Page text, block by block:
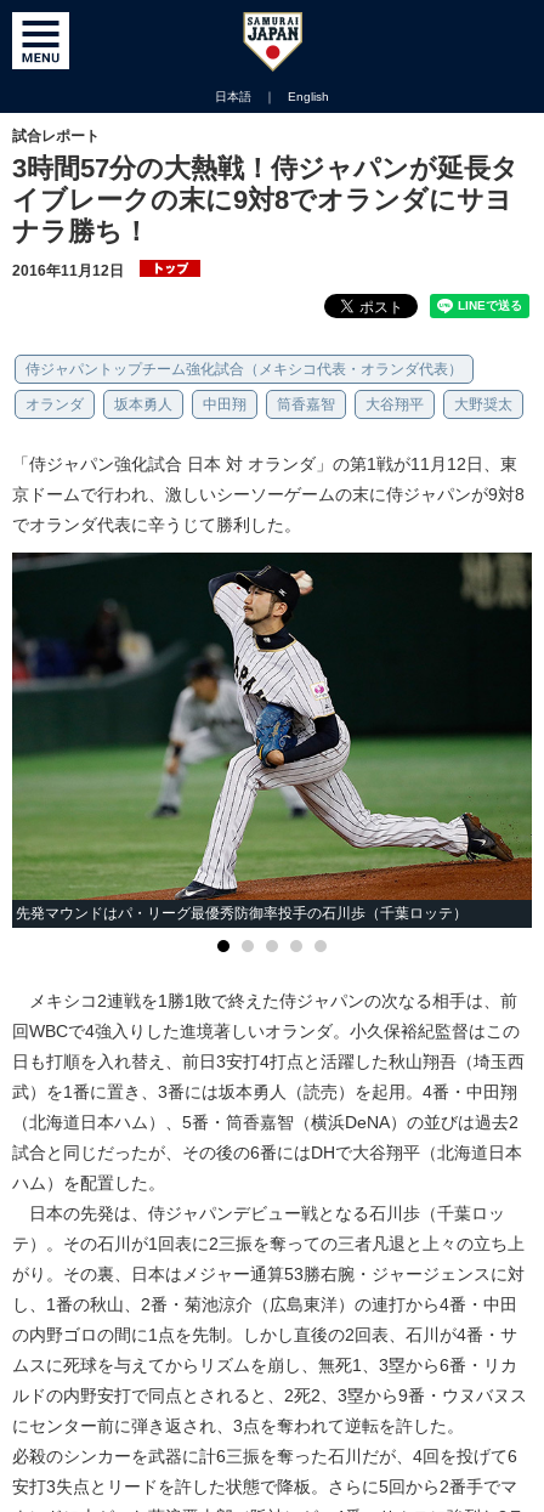
日本語 ｜ English
試合レポート
3時間57分の大熱戦！侍ジャパンが延長タ
イブレークの末に9対8でオランダにサヨ
ナラ勝ち！
2016年11月12日
侍ジャパントップチーム強化試合（メキシコ代表・オランダ代表）
オランダ 坂本勇人 中田翔 筒香嘉智 大谷翔平 大野奨太
「侍ジャパン強化試合 日本 対 オランダ」の第1戦が11月12日、東
京ドームで行われ、激しいシーソーゲームの末に侍ジャパンが9対8
でオランダ代表に辛うじて勝利した。
先発マウンドはパ・リーグ最優秀防御率投手の石川歩（千葉ロッテ）
メキシコ2連戦を1勝1敗で終えた侍ジャパンの次なる相手は、前
回WBCで4強入りした進境著しいオランダ。小久保裕紀監督はこの
日も打順を入れ替え、前日3安打4打点と活躍した秋山翔吾（埼玉西
武）を1番に置き、3番には坂本勇人（読売）を起用。4番・中田翔
（北海道日本ハム）、5番・筒香嘉智（横浜DeNA）の並びは過去2
試合と同じだったが、その後の6番にはDHで大谷翔平（北海道日本
ハム）を配置した。
日本の先発は、侍ジャパンデビュー戦となる石川歩（千葉ロッ
テ）。その石川が1回表に2三振を奪っての三者凡退と上々の立ち上
がり。その裏、日本はメジャー通算53勝右腕・ジャージェンスに対
し、1番の秋山、2番・菊池涼介（広島東洋）の連打から4番・中田
の内野ゴロの間に1点を先制。しかし直後の2回表、石川が4番・サ
ムスに死球を与えてからリズムを崩し、無死1、3塁から6番・リカ
ルドの内野安打で同点とされると、2死2、3塁から9番・ウヌバヌス
にセンター前に弾き返され、3点を奪われて逆転を許した。
必殺のシンカーを武器に計6三振を奪った石川だが、4回を投げて6
安打3失点とリードを許した状態で降板。さらに5回から2番手でマ